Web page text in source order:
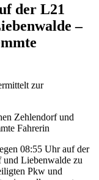
der L21
–
zur
Zehlendorf und
Fahrerin
08:55 Uhr auf der
und Liebenwalde zu
Pkw und